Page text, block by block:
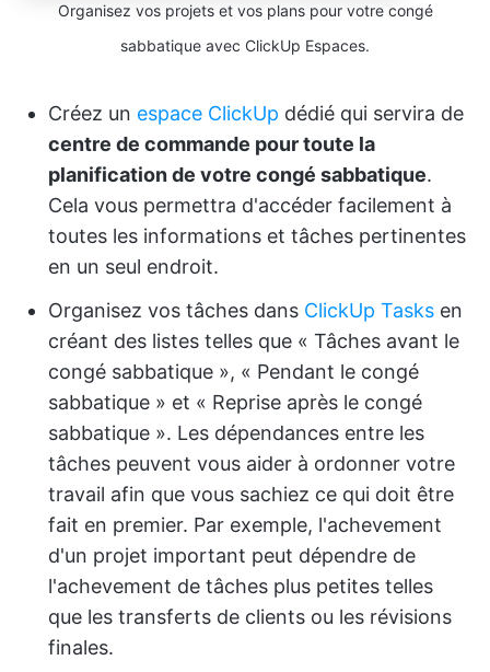
Organisez vos projets et vos plans pour votre congé
sabbatique avec ClickUp Espaces.
Créez un espace ClickUp dédié qui servira de
centre de commande pour toute la
planification de votre congé sabbatique.
Cela vous permettra d'accéder facilement à
toutes les informations et tâches pertinentes
en un seul endroit.
Organisez vos tâches dans ClickUp Tasks en
créant des listes telles que « Tâches avant le
congé sabbatique », « Pendant le congé
sabbatique » et « Reprise après le congé
sabbatique ». Les dépendances entre les
tâches peuvent vous aider à ordonner votre
travail afin que vous sachiez ce qui doit être
fait en premier. Par exemple, l'achevement
d'un projet important peut dépendre de
l'achevement de tâches plus petites telles
que les transferts de clients ou les révisions
finales.